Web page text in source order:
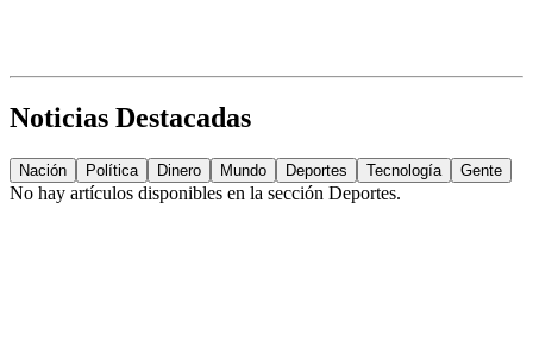
Noticias Destacadas
Nación Política Dinero Mundo Deportes Tecnología Gente
No hay artículos disponibles en la sección Deportes.